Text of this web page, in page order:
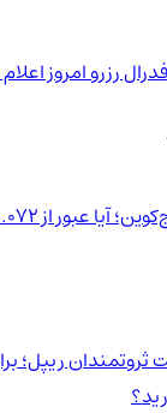
رزرو امروز اعلام